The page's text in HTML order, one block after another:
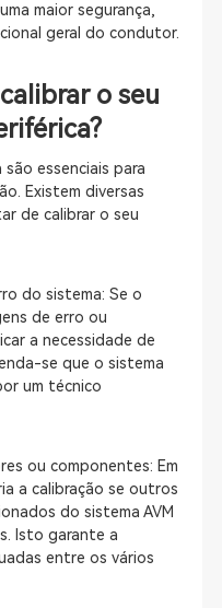
maior segurança,
geral do condutor.
o seu
essenciais para
Existem diversas
de calibrar o seu
do sistema: Se o
de erro ou
a necessidade de
se que o sistema
um técnico
ou componentes: Em
a calibração se outros
do sistema AVM
Isto garante a
entre os vários